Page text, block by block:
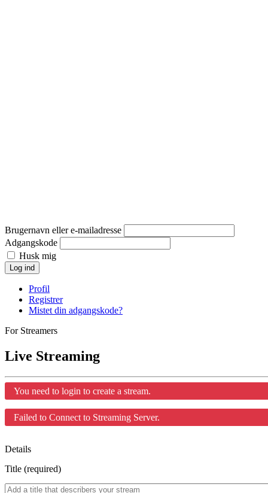
Brugernavn eller e-mailadresse
Adgangskode
Husk mig
Log ind
Profil
Registrer
Mistet din adgangskode?
For Streamers
Live Streaming
You need to login to create a stream.
Failed to Connect to Streaming Server.
Details
Title (required)